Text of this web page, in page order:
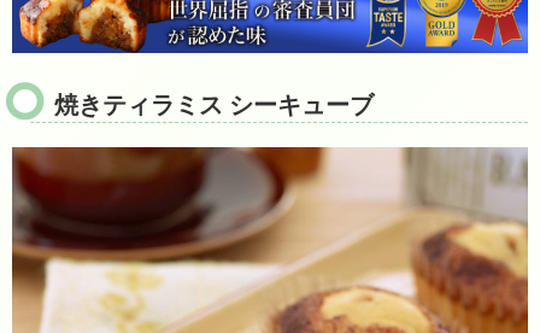
焼きティラミス シーキューブ